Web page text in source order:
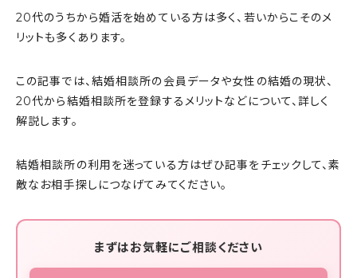
20代のうちから婚活を始めている方は多く、若いからこそのメ
リットも多くあります。
この記事では、結婚相談所の会員データや女性の結婚の現状、
20代から結婚相談所を登録するメリットなどについて、詳しく
解説します。
結婚相談所の利用を迷っている方はぜひ記事をチェックして、素
敵なお相手探しにつなげてみてください。
まずはお気軽にご相談ください